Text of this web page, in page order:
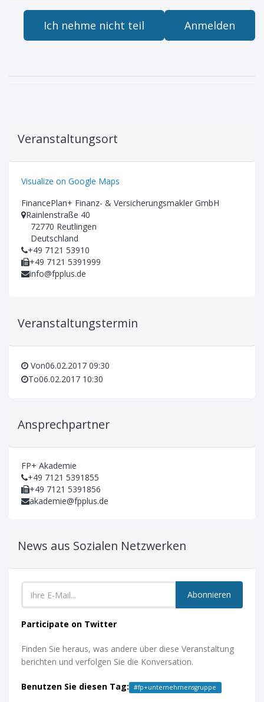
Anmelden
Ich nehme nicht teil
Veranstaltungsort
Visualize on Google Maps
FinancePlan+ Finanz- & Versicherungsmakler GmbH
Rainlenstraße 40
72770 Reutlingen
Deutschland
+49 7121 53910
+49 7121 5391999
info@fpplus.de
Veranstaltungstermin
Von06.02.2017 09:30
To06.02.2017 10:30
Ansprechpartner
FP+ Akademie
+49 7121 5391855
+49 7121 5391856
akademie@fpplus.de
News aus Sozialen Netzwerken
Abonnieren
Participate on Twitter
Finden Sie heraus, was andere über diese Veranstaltung
berichten und verfolgen Sie die Konversation.
Benutzen Sie diesen Tag: #fp+unternehmensgruppe